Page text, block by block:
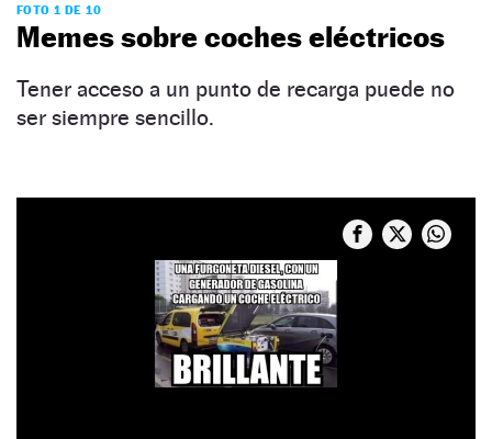
FOTO 1 DE 10
Memes sobre coches eléctricos
Tener acceso a un punto de recarga puede no
ser siempre sencillo.